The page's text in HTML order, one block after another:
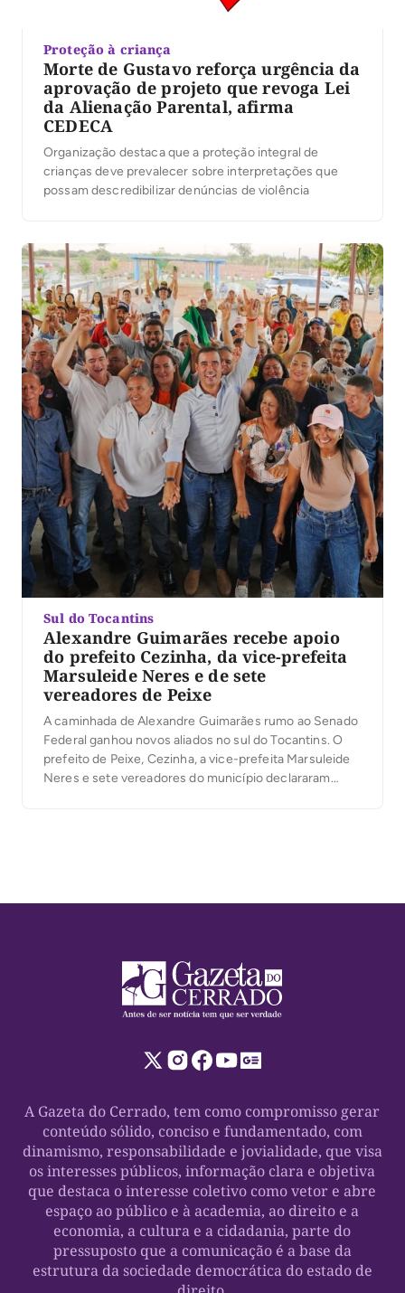
Proteção à criança
Morte de Gustavo reforça urgência da
aprovação de projeto que revoga Lei
da Alienação Parental, afirma
CEDECA
Organização destaca que a proteção integral de
crianças deve prevalecer sobre interpretações que
possam descredibilizar denúncias de violência
Sul do Tocantins
Alexandre Guimarães recebe apoio
do prefeito Cezinha, da vice-prefeita
Marsuleide Neres e de sete
vereadores de Peixe
A caminhada de Alexandre Guimarães rumo ao Senado
Federal ganhou novos aliados no sul do Tocantins. O
prefeito de Peixe, Cezinha, a vice-prefeita Marsuleide
Neres e sete vereadores do município declararam
A Gazeta do Cerrado, tem como compromisso gerar
conteúdo sólido, conciso e fundamentado, com
dinamismo, responsabilidade e jovialidade, que visa
os interesses públicos, informação clara e objetiva
que destaca o interesse coletivo como vetor e abre
espaço ao público e à academia, ao direito e a
economia, a cultura e a cidadania, parte do
pressuposto que a comunicação é a base da
estrutura da sociedade democrática do estado de